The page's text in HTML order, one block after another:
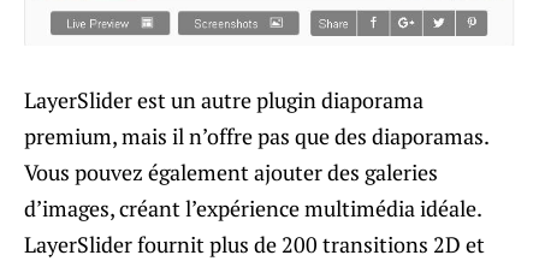
LayerSlider est un autre plugin diaporama
premium, mais il n’offre pas que des diaporamas.
Vous pouvez également ajouter des galeries
d’images, créant l’expérience multimédia idéale.
LayerSlider fournit plus de 200 transitions 2D et